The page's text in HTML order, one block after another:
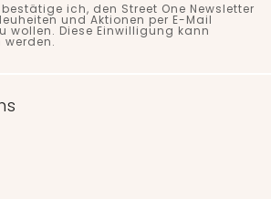
ich, den Street One Newsletter
und Aktionen per E-Mail
wollen. Diese Einwilligung kann
werden.